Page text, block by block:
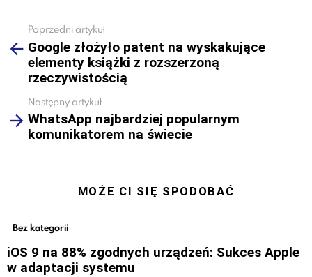
more
Poprzedni artykuł
Google złożyło patent na wyskakujące
elementy książki z rozszerzoną
rzeczywistością
Następny artykuł
WhatsApp najbardziej popularnym
komunikatorem na świecie
MOŻE CI SIĘ SPODOBAĆ
Bez kategorii
iOS 9 na 88% zgodnych urządzeń: Sukces Apple
w adaptacji systemu